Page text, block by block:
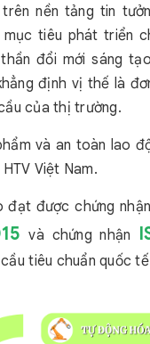
nền tảng tin
mục tiêu phát triển
đổi mới sáng
định vị thế là
của thị trường.
và an toàn lao
Việt Nam.
đạt được chứng
và chứng nhận
tiêu chuẩn quốc